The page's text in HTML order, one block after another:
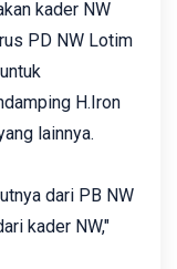
kader NW
PD NW Lotim
H.Iron
lainnya.
dari PB NW
kader NW,"